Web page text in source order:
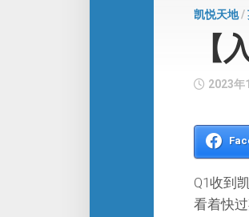
凯悦天地/
【
2023年
Q1收到
看着快